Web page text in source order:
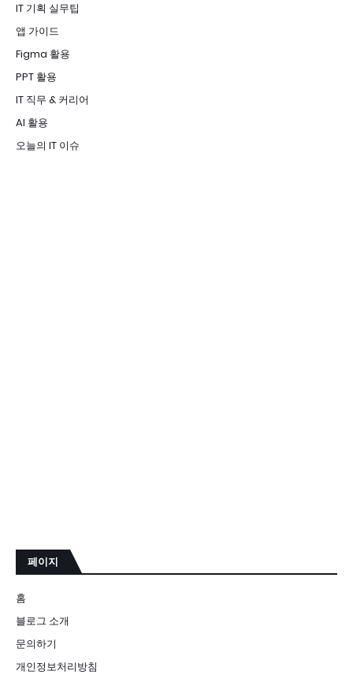
IT 기획 실무팁
앱 가이드
Figma 활용
PPT 활용
IT 직무 & 커리어
AI 활용
오늘의 IT 이슈
페이지
홈
블로그 소개
문의하기
개인정보처리방침